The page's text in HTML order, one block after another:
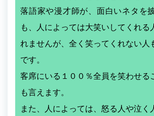
落語家や漫才師が、面白いネタを
も、人によっては大笑いしてくれる
れませんが、全く笑ってくれない人
です。
客席にいる１００％全員を笑わせる
も言えます。
また、人によっては、怒る人や泣く